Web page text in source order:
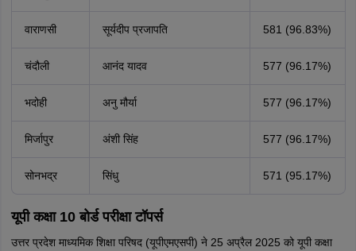
वाराणसी सूर्यदीप प्रजापति 581 (96.83%)
चंदौली आनंद यादव 577 (96.17%)
भदोही अनु मौर्या 577 (96.17%)
मिर्जापुर अंशी सिंह 577 (96.17%)
सोनभद्र सिंधु 571 (95.17%)
यूपी कक्षा 10 बोर्ड परीक्षा टॉपर्स
उत्तर प्रदेश माध्यमिक शिक्षा परिषद (यूपीएमएसपी) ने 25 अप्रैल 2025 को यूपी कक्षा